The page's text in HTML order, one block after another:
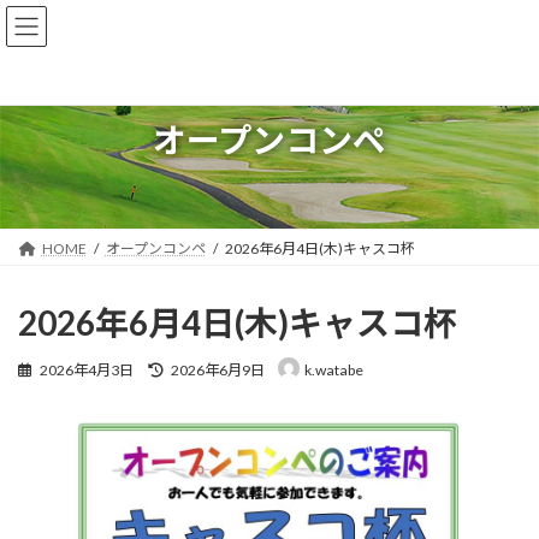
コ
ン
ツ
へ
ス
キ
ッ
プ
ナ
ビ
シ
ョ
ン
に
移
動
オープンコンペ
HOME オープンコンペ 2026年6月4日(木)キャスコ杯
2026年6月4日(木)キャスコ杯
2026年4月3日
最
新
日
時
:
2026年6月9日 k.watabe